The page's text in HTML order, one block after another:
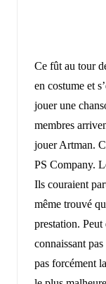
Ce fût au tour
en costume et
jouer une
membres
jouer Artman.
PS Company.
Ils couraient
même trouvé
prestation.
connaissant
pas forcément